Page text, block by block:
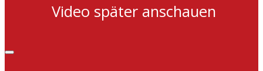
Video später anschauen